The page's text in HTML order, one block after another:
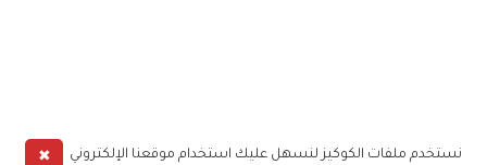
✖
نستخدم ملفات الكوكيز لنسهل عليك استخدام موقعنا الإلكتروني